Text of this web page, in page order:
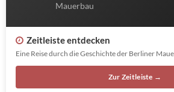
Mauerbau
Zeitleiste entdecken
Eine Reise durch die Geschichte der Berliner
Zur Zeitleiste →